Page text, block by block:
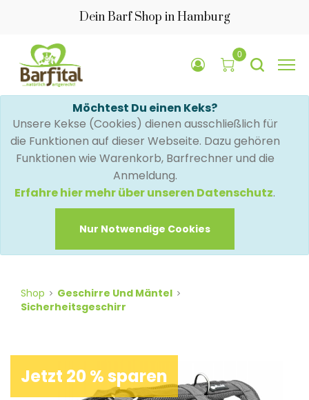
Dein Barf Shop in Hamburg
0
Möchtest Du einen Keks?
Unsere Kekse (Cookies) dienen ausschließlich für
die Funktionen auf dieser Webseite. Dazu gehören
Funktionen wie Warenkorb, Barfrechner und die
Anmeldung.
Erfahre hier mehr über unseren Datenschutz.
Nur Notwendige Cookies
Shop
Geschirre Und Mäntel
Sicherheitsgeschirr
Jetzt 20 % sparen